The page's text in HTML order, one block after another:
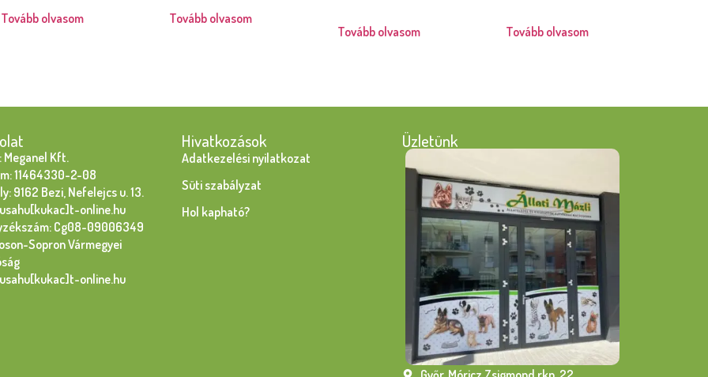
Tovább olvasom Tovább olvasom
Tovább olvasom Tovább olvasom
Meganel Kft.
11464330-2-08
9162 Bezi, Nefelejcs u. 13.
online.hu
Cg08-09006349
Sopron Vármegyei
online.hu
Hivatkozások
Adatkezelési nyilatkozat
Süti szabályzat
Hol kapható?
Üzletünk